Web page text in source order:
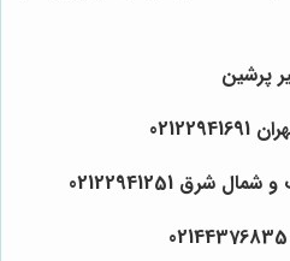
پرشین
02122941251